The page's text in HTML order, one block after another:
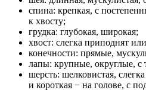
спина: крепкая, с
к хвосту;
грудка: глубокая, широкая;
хвост: слегка приподнят
конечности: прямые,
лапы: крупные, округлые,
шерсть: шелковистая,
и короткая − на голове, с